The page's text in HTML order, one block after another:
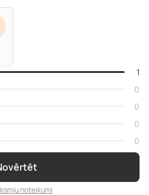
noteikumi
1
0
0
0
0